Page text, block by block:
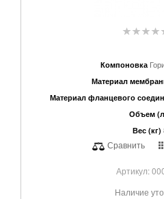
Компоновка
Материал
Материал фланцевого
Объем
Вес (кг)
Сравнить
Артикул:
Наличие